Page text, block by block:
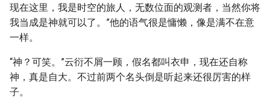
现在这里，我是时空的旅人，无数位面的观测者，当然你将
我当成是神就可以了。”他的语气很是慵懒，像是满不在意
一样。
“神？可笑。”云衍不屑一顾，假名都叫衣申，现在还自称
神，真是自大。不过前两个名头倒是听起来还很厉害的样
子。